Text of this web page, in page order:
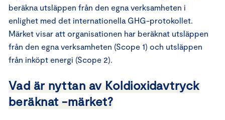
beräkna utsläppen från den egna verksamheten i
enlighet med det internationella GHG-protokollet.
Märket visar att organisationen har beräknat utsläppen
från den egna verksamheten (Scope 1) och utsläppen
från inköpt energi (Scope 2).
Vad är nyttan av Koldioxidavtryck
beräknat -märket?